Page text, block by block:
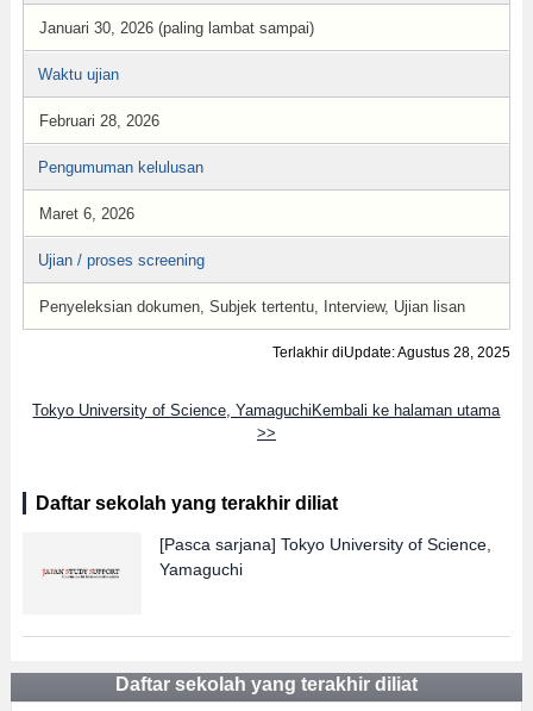
Januari 30, 2026 (paling lambat sampai)
Waktu ujian
Februari 28, 2026
Pengumuman kelulusan
Maret 6, 2026
Ujian / proses screening
Penyeleksian dokumen, Subjek tertentu, Interview, Ujian lisan
Terlakhir diUpdate: Agustus 28, 2025
Tokyo University of Science, YamaguchiKembali ke halaman utama
>>
Daftar sekolah yang terakhir diliat
[Pasca sarjana] Tokyo University of Science,
Yamaguchi
Daftar sekolah yang terakhir diliat